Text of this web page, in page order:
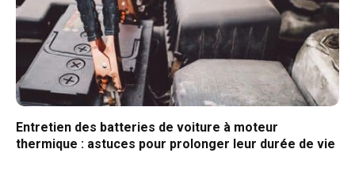
Entretien des batteries de voiture à moteur
thermique : astuces pour prolonger leur durée de vie